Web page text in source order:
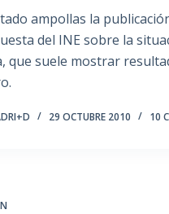
ampollas la
del INE sobre la
que suele mostrar
29 OCTUBRE 2010 10